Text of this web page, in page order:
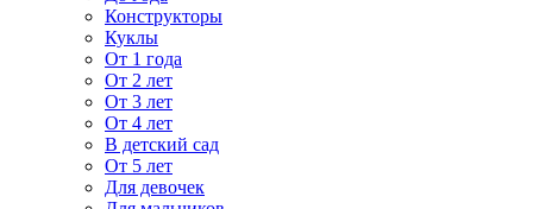
Конструкторы
Куклы
От 1 года
От 2 лет
От 3 лет
От 4 лет
В детский сад
От 5 лет
Для девочек